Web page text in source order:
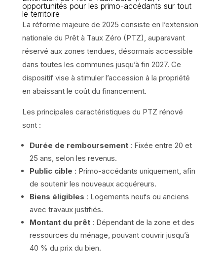
opportunités pour les primo-accédants sur tout
le territoire
La réforme majeure de 2025 consiste en l’extension
nationale du Prêt à Taux Zéro (PTZ), auparavant
réservé aux zones tendues, désormais accessible
dans toutes les communes jusqu’à fin 2027. Ce
dispositif vise à stimuler l’accession à la propriété
en abaissant le coût du financement.
Les principales caractéristiques du PTZ rénové
sont :
Durée de remboursement: Fixée entre 20 et
25 ans, selon les revenus.
Public cible : Primo-accédants uniquement, afin
de soutenir les nouveaux acquéreurs.
Biens éligibles : Logements neufs ou anciens
avec travaux justifiés.
Montant du prêt: Dépendant de la zone et des
ressources du ménage, pouvant couvrir jusqu’à
40 % du prix du bien.